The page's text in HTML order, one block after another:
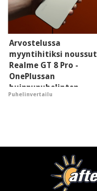
Arvostelussa
myyntihitiksi noussut
Realme GT 8 Pro -
OnePlussan
huippupuhelinten
"perillinen"
Puhelinvertailu